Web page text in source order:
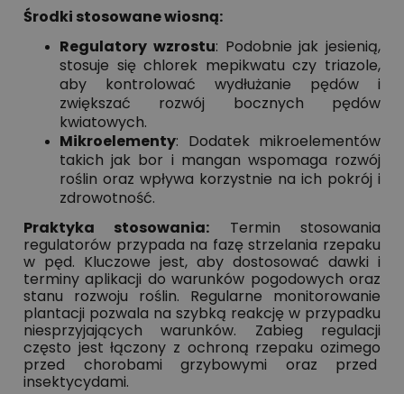
Środki stosowane wiosną:
Regulatory wzrostu: Podobnie jak jesienią,
stosuje się chlorek mepikwatu czy triazole,
aby kontrolować wydłużanie pędów i
zwiększać rozwój bocznych pędów
kwiatowych.
Mikroelementy: Dodatek mikroelementów
takich jak bor i mangan wspomaga rozwój
roślin oraz wpływa korzystnie na ich pokrój i
zdrowotność.
Praktyka stosowania: Termin stosowania
regulatorów przypada na fazę strzelania rzepaku
w pęd. Kluczowe jest, aby dostosować dawki i
terminy aplikacji do warunków pogodowych oraz
stanu rozwoju roślin. Regularne monitorowanie
plantacji pozwala na szybką reakcję w przypadku
niesprzyjających warunków. Zabieg regulacji
często jest łączony z ochroną rzepaku ozimego
przed chorobami grzybowymi oraz przed
insektycydami.